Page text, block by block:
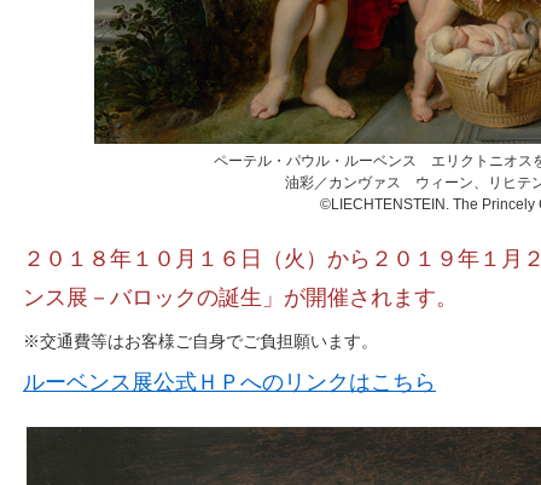
ペーテル・パウル・ルーベンス エリクトニオ
油彩／カンヴァス ウィーン、リヒテ
©LIECHTENSTEIN. The
２０１８年１０月１６日（火）から２０１９年１月
ンス展－バロックの誕生」が開催されます。
※交通費等はお客様ご自身でご負担願います。
ルーベンス展公式ＨＰへのリンクはこちら